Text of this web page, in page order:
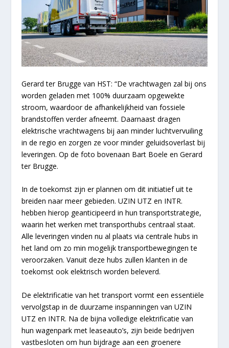
Gerard ter Brugge van HST: “De vrachtwagen zal bij ons
worden geladen met 100% duurzaam opgewekte
stroom, waardoor de afhankelijkheid van fossiele
brandstoffen verder afneemt. Daarnaast dragen
elektrische vrachtwagens bij aan minder luchtvervuiling
in de regio en zorgen ze voor minder geluidsoverlast bij
leveringen. Op de foto bovenaan Bart Boele en Gerard
ter Brugge.
In de toekomst zijn er plannen om dit initiatief uit te
breiden naar meer gebieden. UZIN UTZ en INTR.
hebben hierop geanticipeerd in hun transportstrategie,
waarin het werken met transporthubs centraal staat.
Alle leveringen vinden nu al plaats via centrale hubs in
het land om zo min mogelijk transportbewegingen te
veroorzaken. Vanuit deze hubs zullen klanten in de
toekomst ook elektrisch worden beleverd.
De elektrificatie van het transport vormt een essentiële
vervolgstap in de duurzame inspanningen van UZIN
UTZ en INTR. Na de bijna volledige elektrificatie van
hun wagenpark met leaseauto’s, zijn beide bedrijven
vastbesloten om hun bijdrage aan een groenere